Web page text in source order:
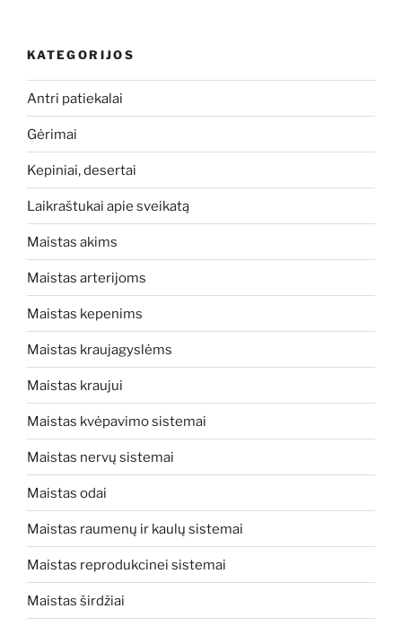
KATEGORIJOS
Antri patiekalai
Gėrimai
Kepiniai, desertai
Laikraštukai apie sveikatą
Maistas akims
Maistas arterijoms
Maistas kepenims
Maistas kraujagyslėms
Maistas kraujui
Maistas kvėpavimo sistemai
Maistas nervų sistemai
Maistas odai
Maistas raumenų ir kaulų sistemai
Maistas reprodukcinei sistemai
Maistas širdžiai